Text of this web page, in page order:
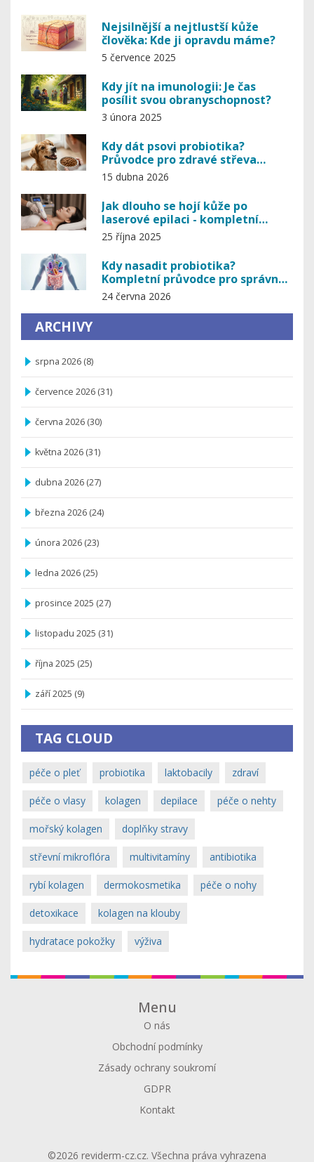
Nejsilnější a nejtlustší kůže
člověka: Kde ji opravdu máme?
5 července 2025
Kdy jít na imunologii: Je čas
posílit svou obranyschopnost?
3 února 2025
Kdy dát psovi probiotika?
Průvodce pro zdravé střeva
vašeho psa
15 dubna 2026
Jak dlouho se hojí kůže po
laserové epilaci - kompletní
průvodce
25 října 2025
Kdy nasadit probiotika?
Kompletní průvodce pro správné
načasování
24 června 2026
ARCHIVY
srpna 2026 (8)
července 2026 (31)
června 2026 (30)
května 2026 (31)
dubna 2026 (27)
března 2026 (24)
února 2026 (23)
ledna 2026 (25)
prosince 2025 (27)
listopadu 2025 (31)
října 2025 (25)
září 2025 (9)
TAG CLOUD
péče o pleť probiotika laktobacily zdraví
péče o vlasy kolagen depilace péče o nehty
mořský kolagen doplňky stravy
střevní mikroflóra multivitamíny antibiotika
rybí kolagen dermokosmetika péče o nohy
detoxikace kolagen na klouby
hydratace pokožky výživa
Menu
O nás
Obchodní podmínky
Zásady ochrany soukromí
GDPR
Kontakt
©2026 reviderm-cz.cz. Všechna práva vyhrazena